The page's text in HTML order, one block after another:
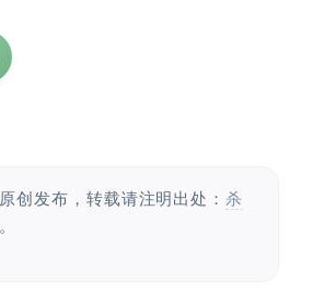
原创发布，转载请注明出处： 杀
。